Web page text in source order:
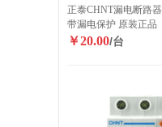
正泰CHNT漏电断路
带漏电保护 原装正品
￥20.00/台